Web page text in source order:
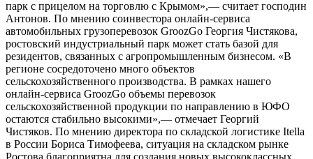
парк с прицелом на торговлю с Крымом»,— считает господин
Антонов. По мнению соинвестора онлайн-сервиса
автомобильных грузоперевозок GroozGo Георгия Чистякова,
ростовский индустриальный парк может стать базой для
резидентов, связанных с агропромышленным бизнесом. «В
регионе сосредоточено много объектов
сельскохозяйственного производства. В рамках нашего
онлайн-сервиса GroozGo объемы перевозок
сельскохозяйственной продукции по направлению в ЮФО
остаются стабильно высокими»,— отмечает Георгий
Чистяков. По мнению директора по складской логистике Itella
в России Бориса Тимофеева, ситуация на складском рынке